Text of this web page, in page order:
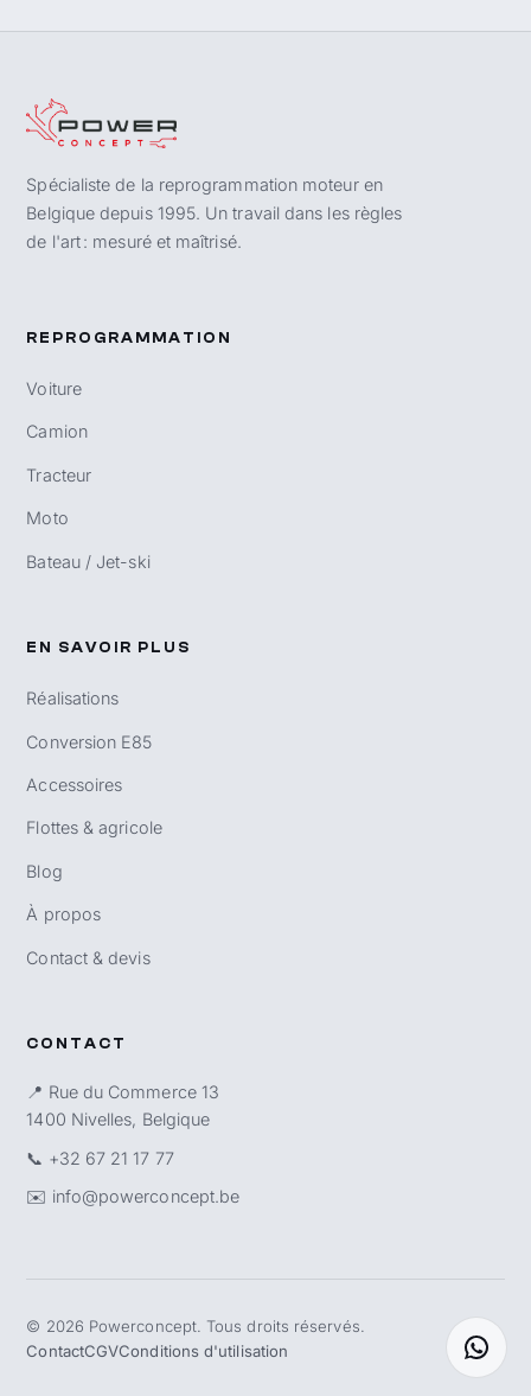
Spécialiste de la reprogrammation moteur en
Belgique depuis 1995. Un travail dans les règles
de l'art : mesuré et maîtrisé.
REPROGRAMMATION
Voiture
Camion
Tracteur
Moto
Bateau / Jet-ski
EN SAVOIR PLUS
Réalisations
Conversion E85
Accessoires
Flottes & agricole
Blog
À propos
Contact & devis
CONTACT
📍 Rue du Commerce 13
1400 Nivelles, Belgique
📞 +32 67 21 17 77
✉️ info@powerconcept.be
© 2026 Powerconcept. Tous droits réservés.
ContactCGVConditions d'utilisation